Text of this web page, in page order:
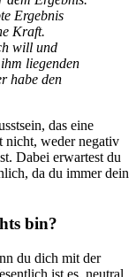
Ergebnis
Kraft.
will und
liegenden
habe den
das eine
nicht, weder negativ
Dabei erwartest du
da du immer dein
bin?
du dich mit der
ist es, neutral